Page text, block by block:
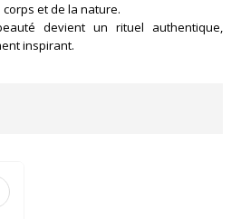
et de la nature.
devient un rituel authentique,
inspirant.